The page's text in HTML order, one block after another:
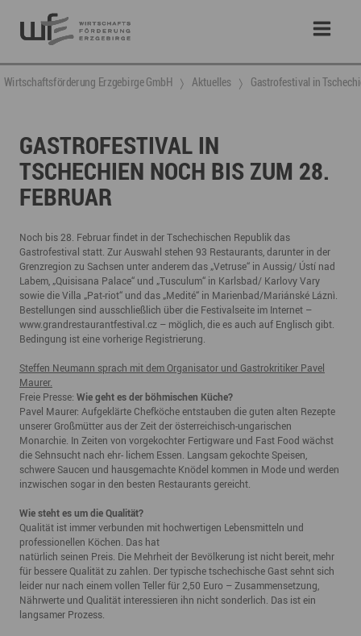
Wirtschaftsförderung Erzgebirge GmbH Aktuelles Gastrofestival in
GASTROFESTIVAL IN
TSCHECHIEN NOCH BIS ZUM 28.
FEBRUAR
Noch bis 28. Februar findet in der Tschechischen Republik das
Gastrofestival statt. Zur Auswahl stehen 93 Restaurants, darunter in der
Grenzregion zu Sachsen unter anderem das „Vetruse“ in Aussig/ Ústí nad
Labem, „Quisisana Palace“ und „Tusculum“ in Karlsbad/ Karlovy Vary
sowie die Villa „Pat-riot“ und das „Medité“ in Marienbad/Mariánské Láznì.
Bestellungen sind ausschließlich über die Festivalseite im Internet –
www.grandrestaurantfestival.cz – möglich, die es auch auf Englisch gibt.
Bedingung ist eine vorherige Registrierung.
Steffen Neumann sprach mit dem Organisator und Gastrokritiker Pavel
Maurer.
Freie Presse: Wie geht es der böhmischen Küche?
Pavel Maurer: Aufgeklärte Chefköche entstauben die guten alten Rezepte
unserer Großmütter aus der Zeit der österreichisch-ungarischen
Monarchie. In Zeiten von vorgekochter Fertigware und Fast Food wächst
die Sehnsucht nach ehr- lichem Essen. Langsam gekochte Speisen,
schwere Saucen und hausgemachte Knödel kommen in Mode und werden
inzwischen sogar in den besten Restaurants gereicht.
Wie steht es um die Qualität?
Qualität ist immer verbunden mit hochwertigen Lebensmitteln und
professionellen Köchen. Das hat
natürlich seinen Preis. Die Mehrheit der Bevölkerung ist nicht bereit, mehr
für bessere Qualität zu zahlen. Der typische tschechische Gast sehnt sich
leider nur nach einem vollen Teller für 2,50 Euro – Zusammensetzung,
Nährwerte und Qualität interessieren ihn nicht sonderlich. Das ist ein
langsamer Prozess.